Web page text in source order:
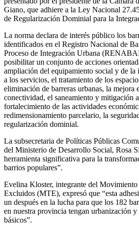
Giano, que adhiere a la Ley Nacional
de Regularización Dominial para la
La norma declara de interés público los
identificados en el Registro Nacional de
Proceso de Integración Urbana
posibilitar un conjunto de acciones
ampliación del equipamiento social y de la
a los servicios, el tratamiento de los
eliminación de barreras urbanas, la mejora
conectividad, el saneamiento y mitigación
fortalecimiento de las actividades
redimensionamiento parcelario, la
regularización dominial.
La subsecretaria de Políticas Públicas
del Ministerio de Desarrollo Social, Rosa
herramienta significativa para la
barrios populares”.
Evelina Kloster, integrante del Movimiento
Excluidos (MTE), expresó que “esta
un después en la lucha para que los 182
en nuestra provincia tengan urbanización y
básicos”.